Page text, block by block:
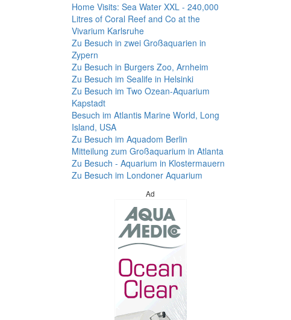
Home Visits: Sea Water XXL - 240,000
Litres of Coral Reef and Co at the
Vivarium Karlsruhe
Zu Besuch in zwei Großaquarien in
Zypern
Zu Besuch in Burgers Zoo, Arnheim
Zu Besuch im Sealife in Helsinki
Zu Besuch im Two Ozean-Aquarium
Kapstadt
Besuch im Atlantis Marine World, Long
Island, USA
Zu Besuch im Aquadom Berlin
Mitteilung zum Großaquarium in Atlanta
Zu Besuch - Aquarium in Klostermauern
Zu Besuch im Londoner Aquarium
Ad